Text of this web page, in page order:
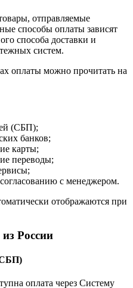
отправляемые
способы оплаты зависят
способа доставки и
систем.
оплаты можно прочитать на
(СБП);
банков;
карты;
переводы;
с менеджером.
отображаются при
России
оплата через Систему